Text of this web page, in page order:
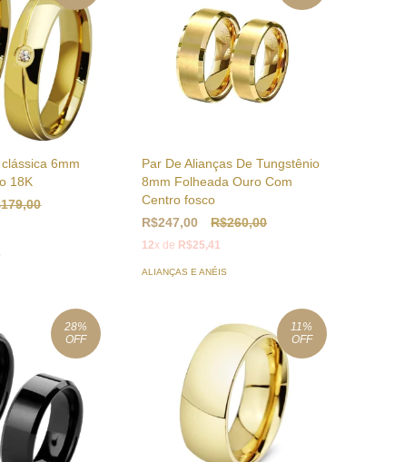
6mm
18K
Par De Alianças De Tungstênio
8mm Folheada Ouro Com
Centro fosco
R$247,00
R$260,00
12x de R$25,41
ALIANÇAS E ANÉIS
28%
OFF
11%
OFF